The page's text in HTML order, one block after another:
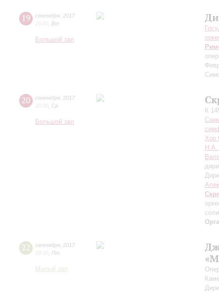
19 сентября 2017
Вт
Большой зал
20 сентября 2017
Ср
Большой зал
К
Хор
Н.А.
22 сентября 2017
19:00
Пт
Малый зал